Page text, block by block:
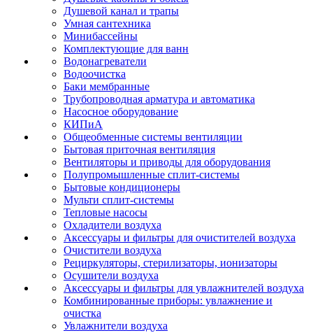
Душевой канал и трапы
Умная сантехника
Минибассейны
Комплектующие для ванн
Водонагреватели
Водоочистка
Баки мембранные
Трубопроводная арматура и автоматика
Насосное оборудование
КИПиА
Общеобменные системы вентиляции
Бытовая приточная вентиляция
Вентиляторы и приводы для оборудования
Полупромышленные сплит-системы
Бытовые кондиционеры
Мульти сплит-системы
Тепловые насосы
Охладители воздуха
Аксессуары и фильтры для очистителей воздуха
Очистители воздуха
Рециркуляторы, стерилизаторы, ионизаторы
Осушители воздуха
Аксессуары и фильтры для увлажнителей воздуха
Комбинированные приборы: увлажнение и
очистка
Увлажнители воздуха